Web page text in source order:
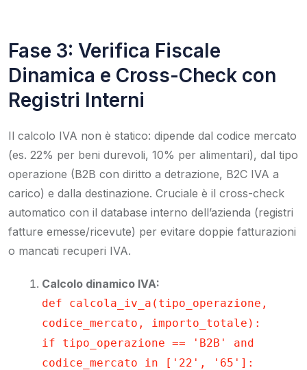
Fase 3: Verifica Fiscale
Dinamica e Cross-Check con
Registri Interni
Il calcolo IVA non è statico: dipende dal codice mercato
(es. 22% per beni durevoli, 10% per alimentari), dal tipo
operazione (B2B con diritto a detrazione, B2C IVA a
carico) e dalla destinazione. Cruciale è il cross-check
automatico con il database interno dell’azienda (registri
fatture emesse/ricevute) per evitare doppie fatturazioni
o mancati recuperi IVA.
Calcolo dinamico IVA:
def calcola_iv_a(tipo_operazione,
codice_mercato, importo_totale):
if tipo_operazione == 'B2B' and
codice_mercato in ['22', '65']: